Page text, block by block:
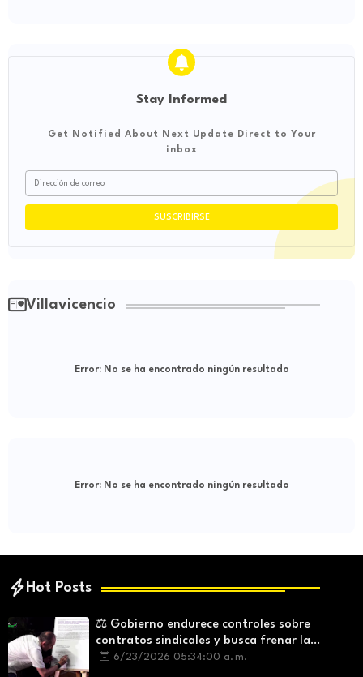
Stay Informed
Get Notified About Next Update Direct to Your
inbox
Villavicencio
Error:No se ha encontrado ningún resultado
Error:No se ha encontrado ningún resultado
Hot Posts
⚖️ Gobierno endurece controles sobre
contratos sindicales y busca frenar la
intermediación laboral ilegal
6/23/2026 05:34:00 a. m.